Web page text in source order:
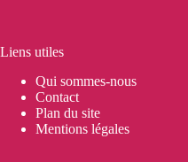
Liens utiles
Qui sommes-nous
Contact
Plan du site
Mentions légales